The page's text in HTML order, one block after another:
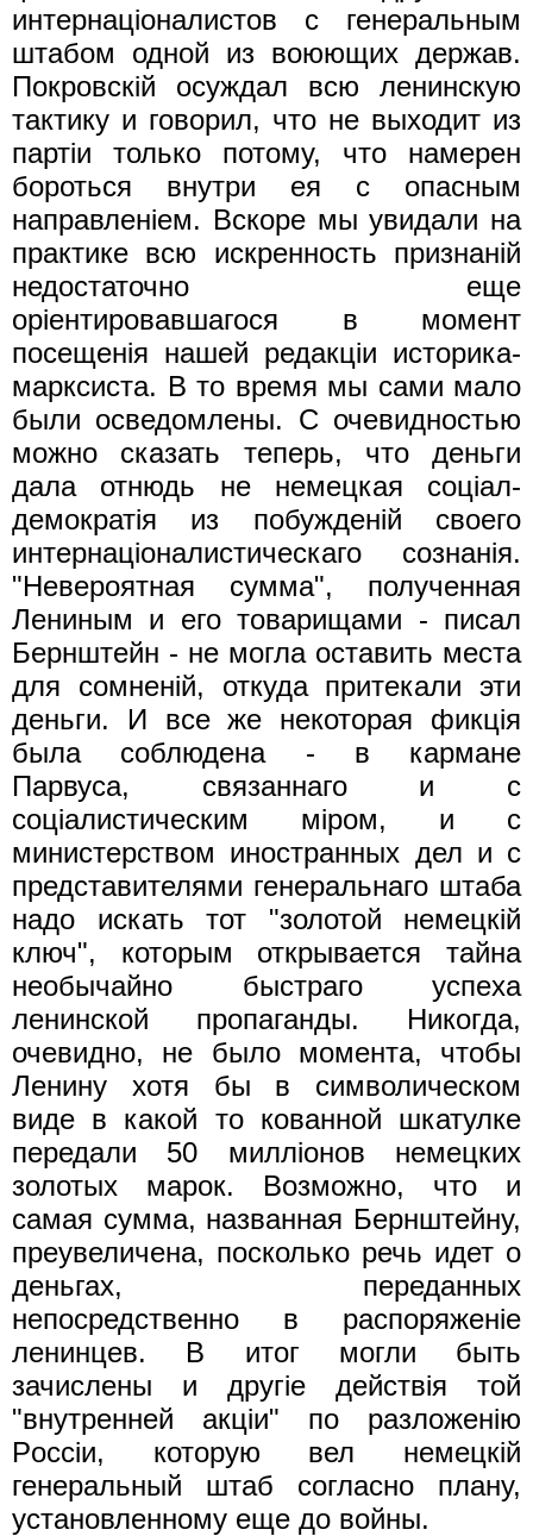
интернацiоналистов с генеральным
штабом одной из воюющих держав.
Покровскiй осуждал всю ленинскую
тактику и говорил, что не выходит из
партiи только потому, что намерен
бороться внутри ея с опасным
направленiем. Вскоре мы увидали на
практике всю искренность признанiй
недостаточно еще
орiентировавшагося в момент
посещенiя нашей редакцiи историка-
марксиста. В то время мы сами мало
были осведомлены. С очевидностью
можно сказать теперь, что деньги
дала отнюдь не немецкая соцiал-
демократiя из побужденiй своего
интернацiоналистическаго coзнанiя.
"Невероятная сумма", полученная
Лениным и его товарищами - писал
Бернштейн - не могла оставить места
для сомненiй, откуда притекали эти
деньги. И все же некоторая фикцiя
была соблюдена - в кармане
Парвуса, связаннаго и с
соцiалистическим мiром, и с
министерством иностранных дел и с
представителями генеральнаго штаба
надо искать тот "золотой немецкiй
ключ", которым открывается тайна
необычайно быстраго успеxa
ленинской пропаганды. Никогда,
очевидно, не было момента, чтобы
Ленину хотя бы в символическом
виде в какой то кованной шкатулке
передали 50 миллiонов немецких
золотых марок. Возможно, что и
самая сумма, названная Бернштейну,
преувеличена, посколько речь идет о
деньгах, переданных
непосредственно в распоряженiе
ленинцев. В итог могли быть
зачислены и другiе действiя той
"внутренней акцiи" по разложенiю
Pocciи, которую вел немецкiй
генеральный штаб согласно плану,
установленному еще до войны.